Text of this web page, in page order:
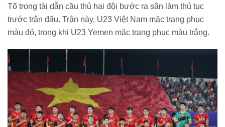
Tổ trọng tài dẫn cầu thủ hai đội bước ra sân làm thủ tục
trước trận đấu. Trận này, U23 Việt Nam mặc trang phục
màu đỏ, trong khi U23 Yemen mặc trang phục màu trắng.